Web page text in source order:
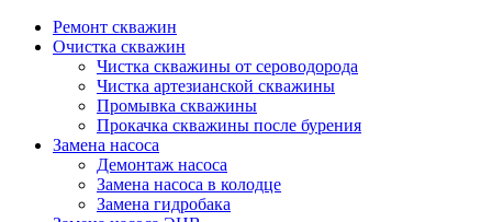
Ремонт скважин
Очистка скважин
Чистка скважины от сероводорода
Чистка артезианской скважины
Промывка скважины
Прокачка скважины после бурения
Замена насоса
Демонтаж насоса
Замена насоса в колодце
Замена гидробака